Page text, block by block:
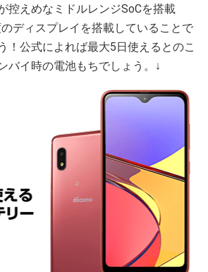
控えめなミドルレンジSoCを搭載
ディスプレイを搭載していることで
！公式によれば最大5日使えるとのこ
バイ時の電池もちでしょう。↓